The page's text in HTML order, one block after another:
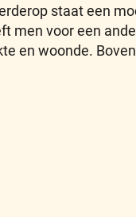
staat een
men voor een
en woonde.